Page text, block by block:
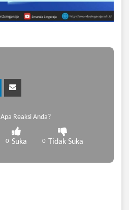
Apa Reaksi Anda?
0 Suka 0 Tidak Suka